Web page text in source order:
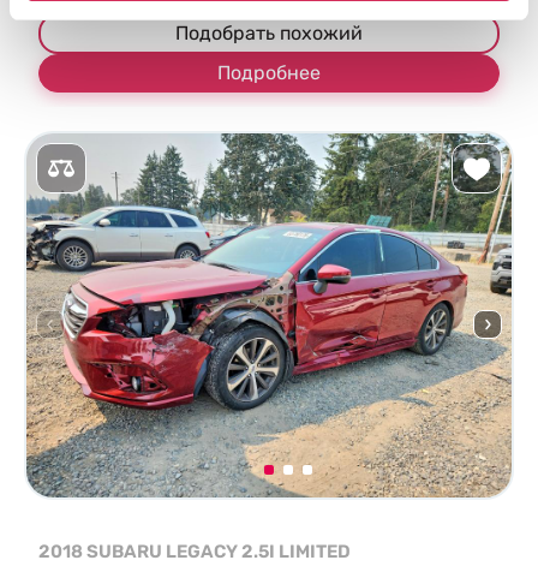
Подобрать похожий
Подробнее
2018 SUBARU LEGACY 2.5I LIMITED